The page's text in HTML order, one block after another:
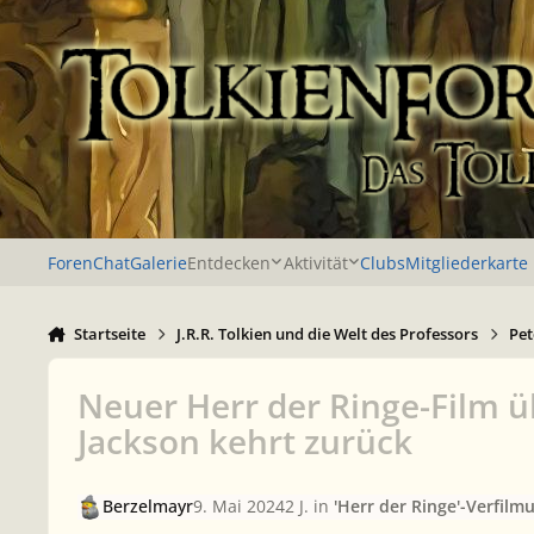
Zu Inhalt springen
ForenChatGalerieEntdecken Aktivität ClubsMitgliederkarte
Startseite J.R.R. Tolkien und die Welt des Professors
Neuer Herr der Ringe-Film
Jackson kehrt zurück
Berzelmayr9. Mai 20242 J. in 'Herr der Ringe'-